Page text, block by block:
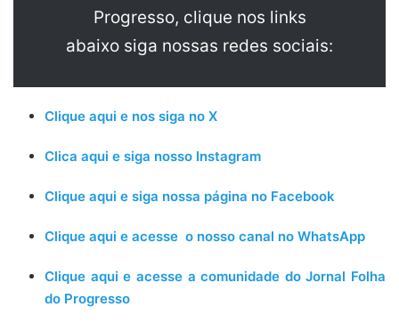
Progresso, clique nos links
abaixo siga nossas redes sociais:
Clique aqui e nos siga no X
Clica aqui e siga nosso Instagram
Clique aqui e siga nossa página no Facebook
Clique aqui e acesse o nosso canal no WhatsApp
Clique aqui e acesse a comunidade do Jornal Folha
do Progresso